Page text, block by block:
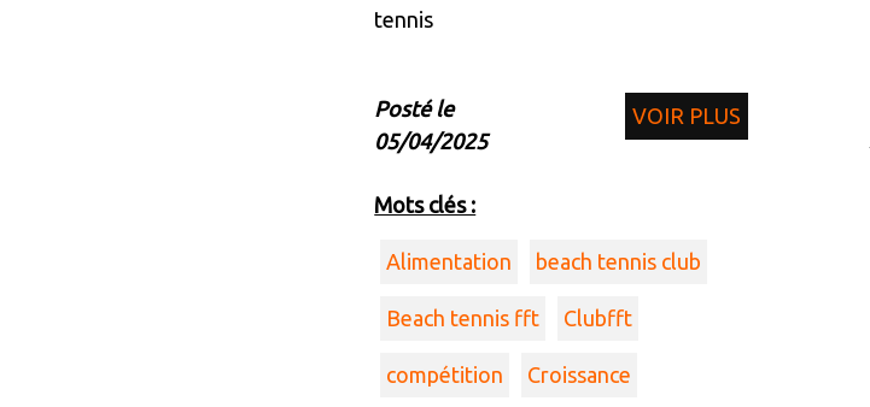
tennis
Posté le
05/04/2025
VOIR PLUS
Mots clés :
Alimentation beach tennis club
Beach tennis fft Clubfft
compétition Croissance